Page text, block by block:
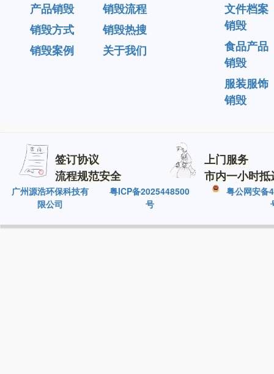
产品销毁
销毁流程
销毁方式
销毁热搜
销毁案例
关于我们
文件档案
销毁
食品产品
销毁
服装服饰
销毁
签订协议
流程规范安全
上门服务
市内一小时抵
广州源浩环保科技有
限公司
粤ICP备2025448500
号
粤公网安备